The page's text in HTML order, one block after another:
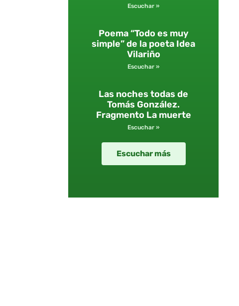
Escuchar »
Poema “Todo es muy
simple” de la poeta Idea
Vilariño
Escuchar »
Las noches todas de
Tomás González.
Fragmento La muerte
Escuchar »
Escuchar más